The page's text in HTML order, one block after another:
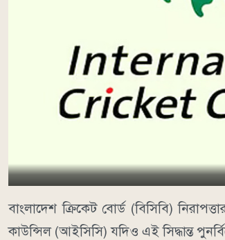
বাংলাদেশ ক্রিকেট বোর্ড (বিসিবি)
কাউন্সিল (আইসিসি) যদিও এই সিদ্ধান্ত